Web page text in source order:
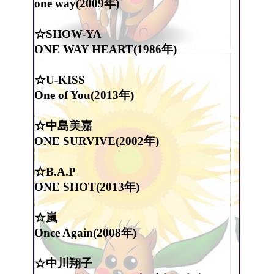
one way(2009年)
☆SHOW-YA
ONE WAY HEART(1986年)
☆U-KISS
One of You(2013年)
☆中島美嘉
ONE SURVIVE(2002年)
☆B.A.P
ONE SHOT(2013年)
☆嵐
Once Again(2008年)
☆中川翔子